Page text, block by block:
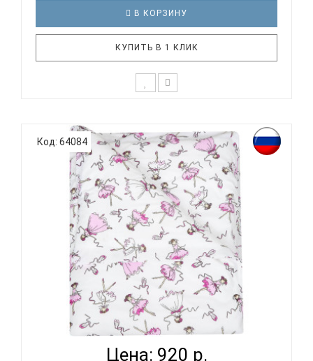
В КОРЗИНУ
КУПИТЬ В 1 КЛИК
родитель подходит очень основательно. Ведь
ребенок большую часть времени проводит в
кровати. И натуральность тканей, нежный и
веселый рисунок, высокая устойчивость к частым
стиркам – очень важные параметр..
Код: 64084
ВОМБАТИК CLASSIC COLLECTION БАЛЕРИНЫ -
ПОДОДЕЯЛЬНИ...
Цена: 920 р.